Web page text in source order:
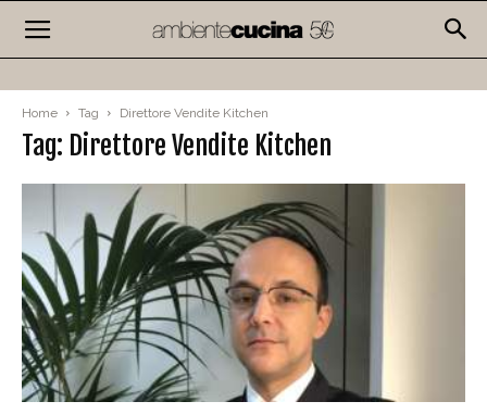
Home Tag Direttore Vendite Kitchen
Tag: Direttore Vendite Kitchen